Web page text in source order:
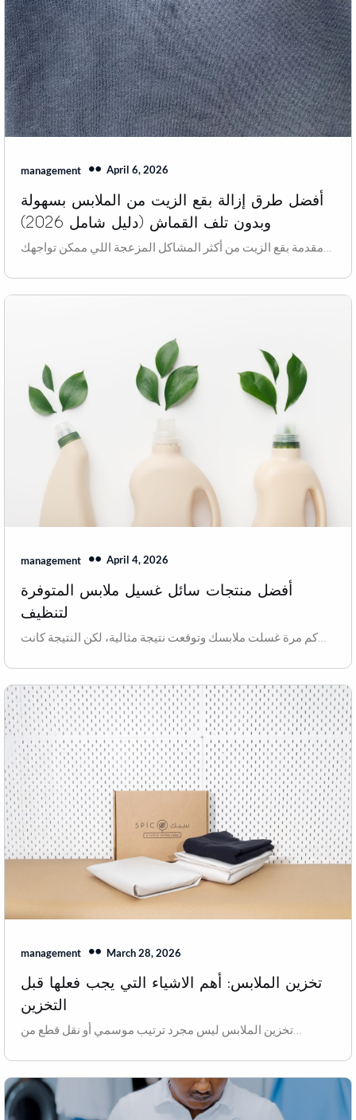
management April 6, 2026
أفضل طرق إزالة بقع الزيت من الملابس بسهولة
وبدون تلف القماش (دليل شامل 2026)
مقدمة بقع الزيت من أكثر المشاكل المزعجة اللي ممكن تواجهك…
management April 4, 2026
أفضل منتجات سائل غسيل ملابس المتوفرة
لتنظيف
management March 28, 2026
تخزين الملابس: أهم الاشياء التي يجب فعلها قبل
التخزين
تخزين الملابس ليس مجرد ترتيب موسمي أو نقل قطع من…